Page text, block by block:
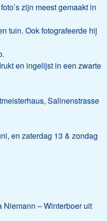
zijn meest gemaakt in
tuin. Ook fotografeerde hij
en ingelijst in een zwarte
Salinenstrasse
en zaterdag 13 & zondag
– Winterboer uit